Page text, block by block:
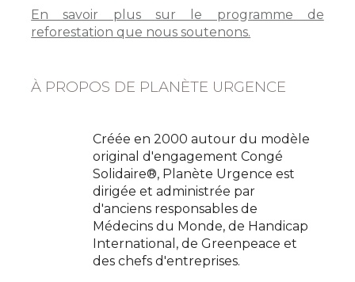
En savoir plus sur le programme de
reforestation que nous soutenons.
À PROPOS DE PLANÈTE URGENCE
Créée en 2000 autour du modèle
original d'engagement Congé
Solidaire®, Planète Urgence est
dirigée et administrée par
d'anciens responsables de
Médecins du Monde, de Handicap
International, de Greenpeace et
des chefs d'entreprises.